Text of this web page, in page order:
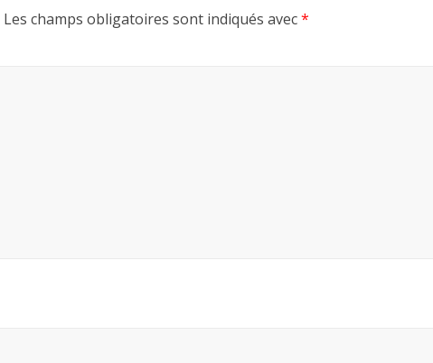
Les champs obligatoires sont indiqués avec*